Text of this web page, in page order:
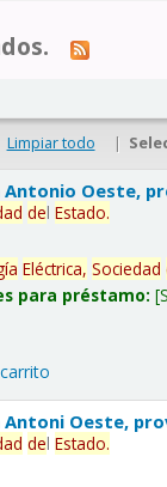
Limpiar todo |
Oeste,
delEstado.
Eléctrica, Sociedad
para préstamo:
Oeste,
delEstado.